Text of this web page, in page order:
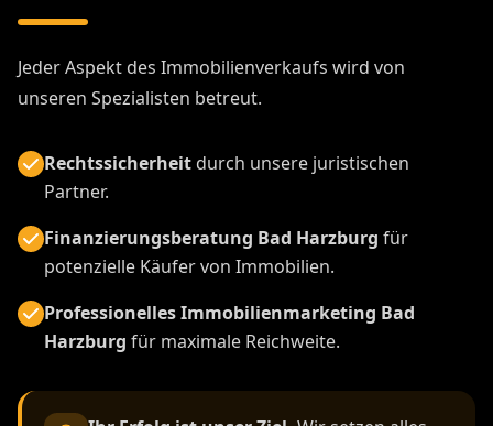
Jeder Aspekt des Immobilienverkaufs wird von
unseren Spezialisten betreut.
Rechtssicherheitdurch unsere juristischen
Partner.
Finanzierungsberatung Bad Harzburg für
potenzielle Käufer von Immobilien.
Professionelles Immobilienmarketing Bad
Harzburg für maximale Reichweite.